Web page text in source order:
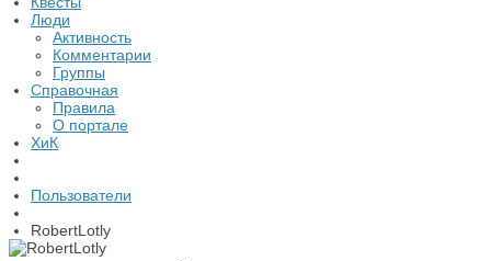
Люди
Активность
Комментарии
Группы
Справочная
Правила
О портале
ХиК
Пользователи
RobertLotly